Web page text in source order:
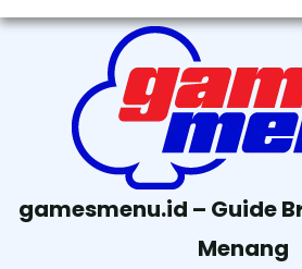
gamesmenu.id – Guide
Menang